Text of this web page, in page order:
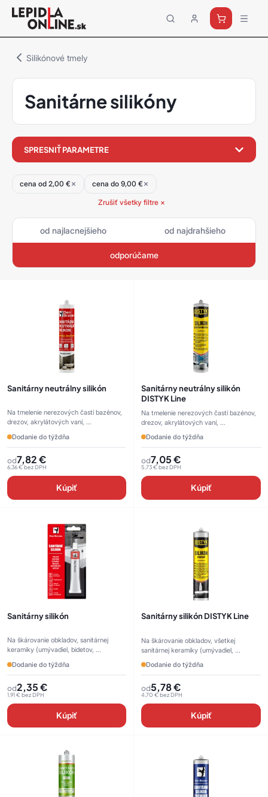
Priemyselné
lepidlá
Loctite
Silikónové tmely
Sanitárne silikóny
filter
SPRESNIŤ PARAMETRE
cena od 2,00 € cena do 9,00 €
Zrušiť všetky filtre ×
odporúčame
od najlacnejšieho od najdrahšieho
Sanitárny neutrálny silikón
Na tmelenie nerezových častí bazénov,
drezov, akrylátových vaní, ...
Dodanie do týždňa
od7,82€
6,36€bez DPH
Kúpiť
Sanitárny neutrálny silikón
DISTYK Line
Na tmelenie nerezových častí bazénov,
drezov, akrylátových vaní, ...
Dodanie do týždňa
od7,05€
5,73€bez DPH
Kúpiť
Sanitárny silikón
Na škárovanie obkladov, sanitárnej
keramiky (umývadiel, bidetov, ...
Dodanie do týždňa
od2,35€
1,91€bez DPH
Kúpiť
Sanitárny silikón DISTYK Line
Na škárovanie obkladov, všetkej
sanitárnej keramiky (umývadiel, ...
Dodanie do týždňa
od5,78€
4,70 €bez DPH
Kúpiť